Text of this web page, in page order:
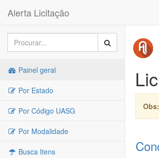
Alerta Licitação
Painel geral
Por Estado
Por Código UASG
Por Modalidade
Busca Itens
Obs: